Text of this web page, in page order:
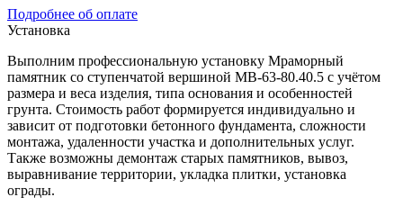
Подробнее об оплате
Установка
Выполним профессиональную установку Мраморный
памятник со ступенчатой вершиной МВ-63-80.40.5 с учётом
размера и веса изделия, типа основания и особенностей
грунта. Стоимость работ формируется индивидуально и
зависит от подготовки бетонного фундамента, сложности
монтажа, удаленности участка и дополнительных услуг.
Также возможны демонтаж старых памятников, вывоз,
выравнивание территории, укладка плитки, установка
ограды.